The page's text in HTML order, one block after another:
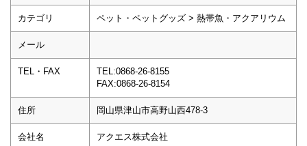
カテゴリ ペット・ペットグッズ > 熱帯魚・アクアリウム
メール
TEL・FAX
TEL:0868-26-8155
FAX:0868-26-8154
住所 岡山県津山市高野山西478-3
会社名 アクエス株式会社